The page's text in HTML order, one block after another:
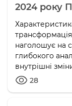
2024 року
наголошує на
глибокого
внутрішні
28